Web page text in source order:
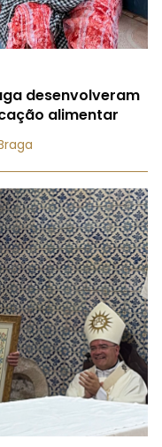
desenvolveram
alimentar